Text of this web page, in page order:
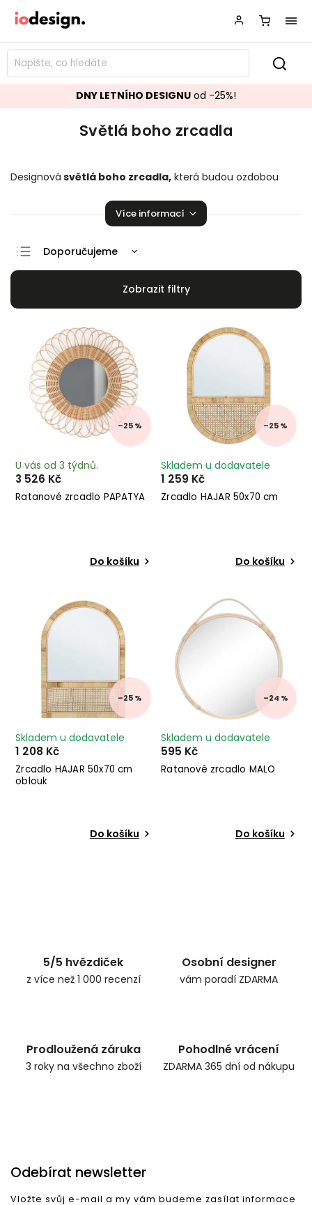
DNY LETNÍHO DESIGNU od -25%!
Světlá boho zrcadla
Designová světlá boho zrcadla, která budou ozdobou
Více informací
Doporučujeme
Nejlevnější
Abecedně
–25 %
Ratanové zrcadlo PAPATYA
U vás od 3 týdnů.
3 526 Kč
Do košíku
–25 %
Zrcadlo HAJAR 50x70 cm
Skladem u dodavatele
1 259 Kč
Do košíku
–25 %
Zrcadlo HAJAR 50x70 cm
oblouk
Skladem u dodavatele
1 208 Kč
Do košíku
–24 %
Ratanové zrcadlo MALO
Skladem u dodavatele
595 Kč
Do košíku
5/5 hvězdiček
z více než 1 000 recenzí
Osobní designer
vám poradí ZDARMA
Prodloužená záruka
3 roky na všechno zboží
Pohodlné vrácení
ZDARMA 365 dní od nákupu
Odebírat newsletter
Vložte svůj e-mail a my vám budeme zasílat informace